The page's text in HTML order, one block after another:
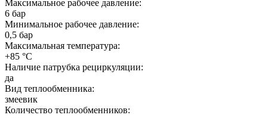
Максимальное рабочее давление:
6 бар
Минимальное рабочее давление:
0,5 бар
Максимальная температура:
+85 °C
Наличие патрубка рециркуляции:
да
Вид теплообменника:
змеевик
Количество теплообменников: